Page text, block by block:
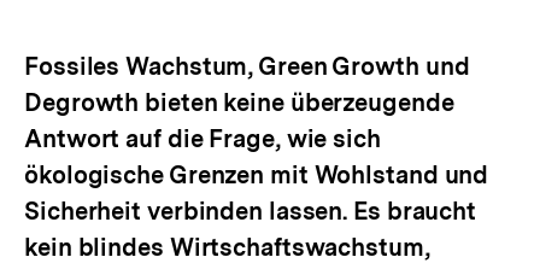
Fossiles Wachstum, Green Growth und
Degrowth bieten keine überzeugende
Antwort auf die Frage, wie sich
ökologische Grenzen mit Wohlstand und
Sicherheit verbinden lassen. Es braucht
kein blindes Wirtschaftswachstum,